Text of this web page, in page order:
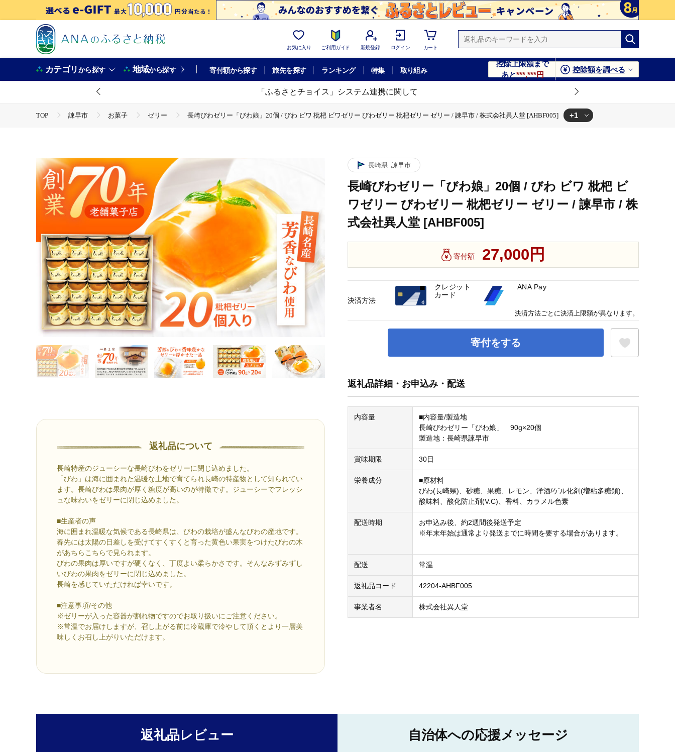
お気に入り ご利用ガイド 新規登録 ログイン カート
カテゴリから探す 地域から探す 寄付額から探す 旅先を探す ランキング 特集 取り組み
控除上限額まで
あと***,***円
控除額を調べる
「ふるさとチョイス」システム連携に関して
TOP 諫早市 お菓子 ゼリー 長崎びわゼリー「びわ娘」20個 / びわ ビワ 枇杷 ビワゼリー びわゼリー 枇杷ゼリー ゼリー / 諫早市 / 株式会社異人堂 [AHBF005] +1
返礼品について
長崎特産のジューシーな長崎びわをゼリーに閉じ込めました。
「びわ」は海に囲まれた温暖な土地で育てられ長崎の特産物として知られてい
ます。長崎びわは果肉が厚く糖度が高いのが特徴です。ジューシーでフレッシ
ュな味わいをゼリーに閉じ込めました。
■生産者の声
海に囲まれ温暖な気候である長崎県は、びわの栽培が盛んなびわの産地です。
春先には太陽の日差しを受けてすくすくと育った黄色い果実をつけたびわの木
があちらこちらで見られます。
びわの果肉は厚いですが硬くなく、丁度よい柔らかさです。そんなみずみずし
いびわの果肉をゼリーに閉じ込めました。
長崎を感じていただければ幸いです。
■注意事項/その他
※ゼリーが入った容器が割れ物ですのでお取り扱いにご注意ください。
※常温でお届けしますが、召し上がる前に冷蔵庫で冷やして頂くとより一層美
味しくお召し上がりいただけます。
長崎県 諫早市
長崎びわゼリー「びわ娘」20個 / びわ ビワ 枇杷 ビ
ワゼリー びわゼリー 枇杷ゼリー ゼリー / 諫早市 / 株
式会社異人堂 [AHBF005]
寄付額 27,000円
寄付をする
返礼品詳細・お申込み・配送
内容量
■内容量/製造地
長崎びわゼリー「びわ娘」 90g×20個
製造地：長崎県諫早市
賞味期限 30日
栄養成分
■原材料
びわ(長崎県)、砂糖、果糖、レモン、洋酒/ゲル化剤(増粘多糖類)、
酸味料、酸化防止剤(V.C)、香料、カラメル色素
配送時期
お申込み後、約2週間後発送予定
※年末年始は通常より発送までに時間を要する場合があります。
配送 常温
返礼品コード 42204-AHBF005
事業者名 株式会社異人堂
決済方法
クレジット
カード
ANA Pay
決済方法ごとに決済上限額が異なります。
返礼品レビュー 自治体への応援メッセージ